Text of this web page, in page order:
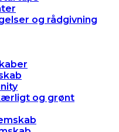
og rådgivning
og grønt